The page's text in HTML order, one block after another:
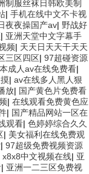
制服丝袜日韩欧美制
| 手机在线中文不卡视
夜夜操国产av| 野战好
| 亚洲天堂中文字幕手
频| 天天日天天干天天
三区四区| 97超碰资源
成人av在线免费看|
| av在线多人黑人狠
放| 国产黄色片免费看
| 在线观看免费黄色应
| 国产精品网站一区在
观看| 色婷婷综合久久
| 美女福利在线免费观
| 97超级免费视频资源
x8x8中文视频在线| 亚
| 亚洲一二三区免费视